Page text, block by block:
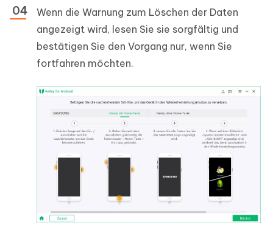
Wenn die Warnung zum Löschen der Daten
angezeigt wird, lesen Sie sie sorgfältig und
bestätigen Sie den Vorgang nur, wenn Sie
fortfahren möchten.